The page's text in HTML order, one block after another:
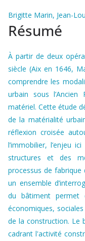
Brigitte Marin, Jean-
Résumé
À partir de deux
siècle (Aix en 1646,
comprendre les
urbain sous
matériel. Cette étude
de la matérialité
réflexion croisée
l’immobilier, l’enjeu
structures et des
processus de fabrique
un ensemble
du bâtiment permet
économiques,
de la construction. Le
cadrant l'activité